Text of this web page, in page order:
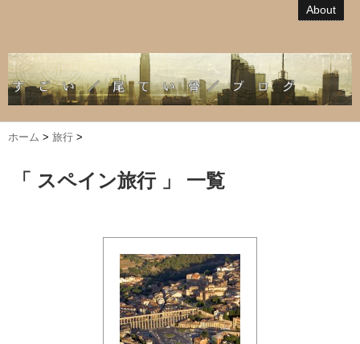
About
ホーム > 旅行 >
「 スペイン旅行 」 一覧